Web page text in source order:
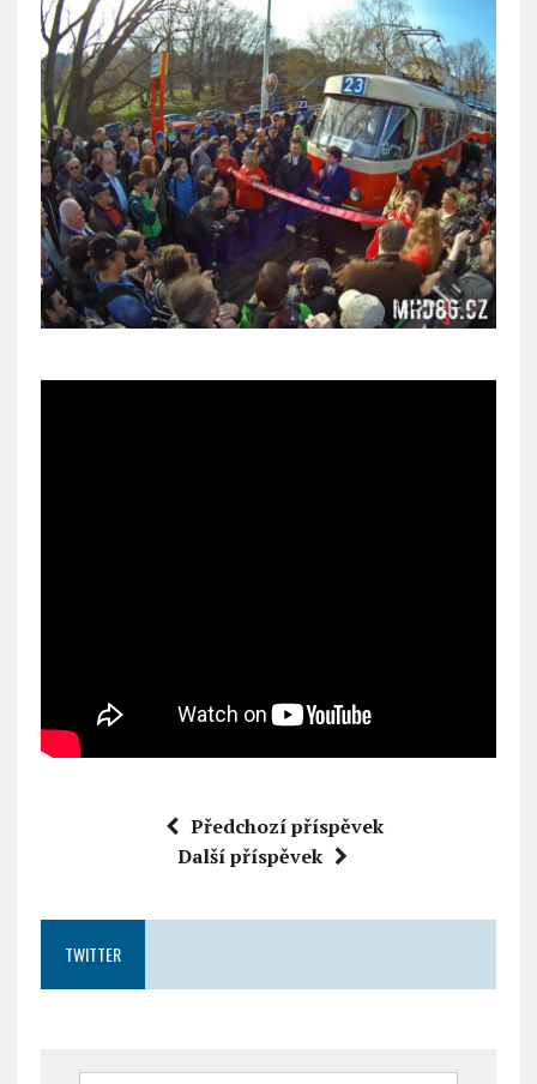
Předchozí příspěvek
Další příspěvek
TWITTER